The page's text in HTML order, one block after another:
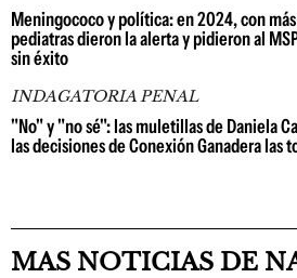
Meningococo y política: en 2024, con
pediatras dieron la alerta y pidieron al
sin éxito
INDAGATORIA PENAL
"No" y "no sé": las muletillas de Daniela
las decisiones de Conexión Ganadera las
MAS NOTICIAS DE